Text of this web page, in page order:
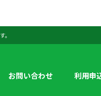
。
お問い合わせ 利用申